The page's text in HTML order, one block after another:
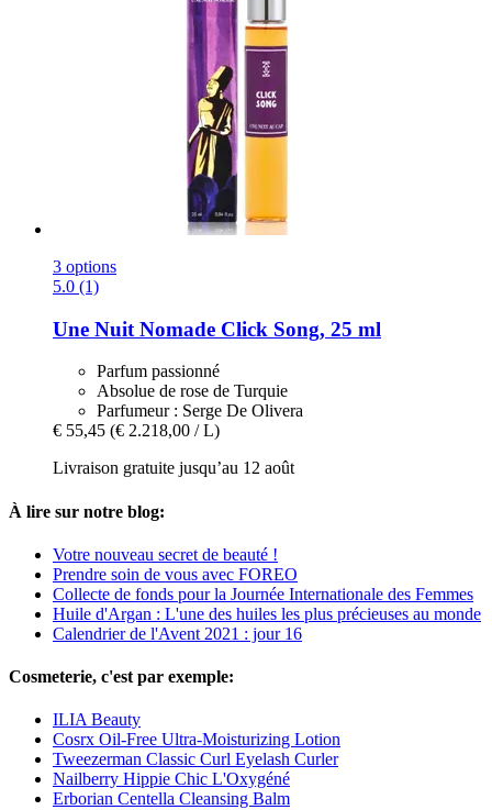
3 options
5.0 (1)
Une Nuit Nomade Click Song, 25 ml
Parfum passionné
Absolue de rose de Turquie
Parfumeur : Serge De Olivera
€ 55,45 (€ 2.218,00 / L)
Livraison gratuite jusqu’au 12 août
À lire sur notre blog:
Votre nouveau secret de beauté !
Prendre soin de vous avec FOREO
Collecte de fonds pour la Journée Internationale des Femmes
Huile d'Argan : L'une des huiles les plus précieuses au monde
Calendrier de l'Avent 2021 : jour 16
Cosmeterie, c'est par exemple:
ILIA Beauty
Cosrx Oil-Free Ultra-Moisturizing Lotion
Tweezerman Classic Curl Eyelash Curler
Nailberry Hippie Chic L'Oxygéné
Erborian Centella Cleansing Balm